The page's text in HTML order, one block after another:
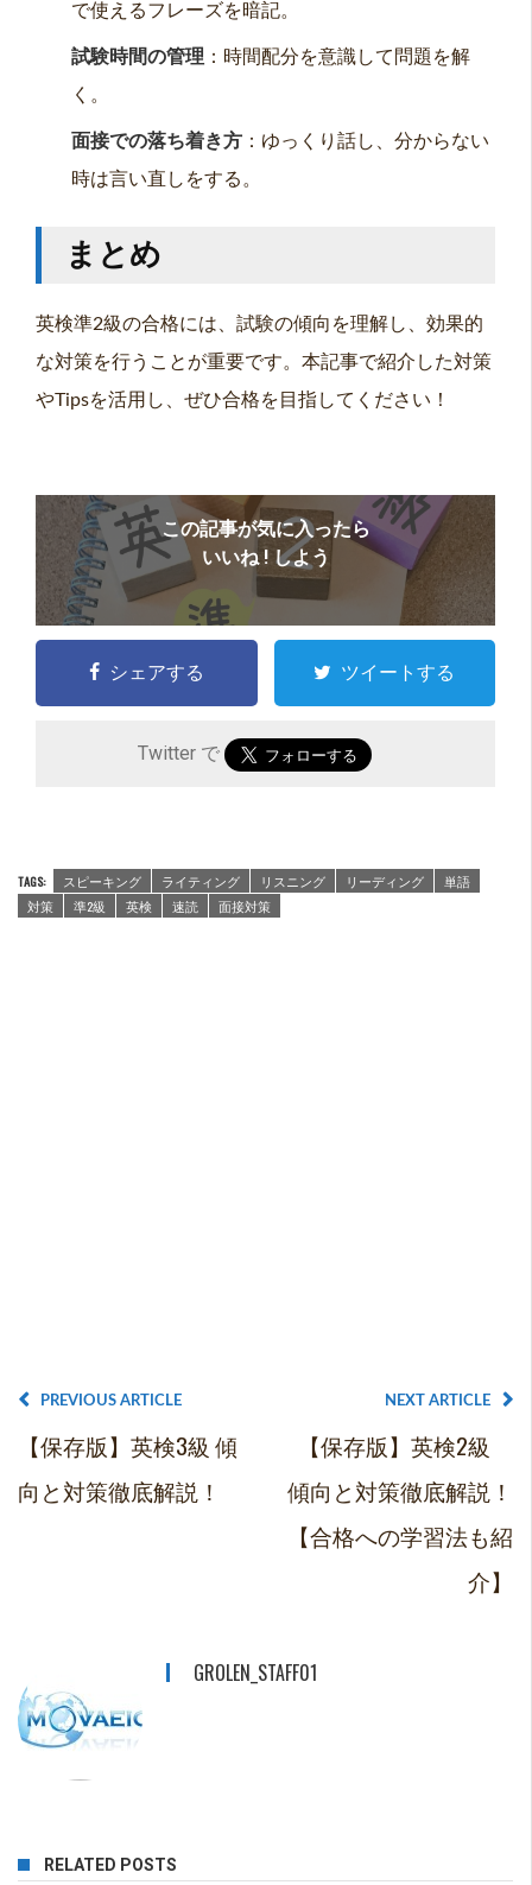
で使えるフレーズを暗記。
試験時間の管理 ：時間配分を意識して問題を解
く。
面接での落ち着き方 ：ゆっくり話し、分からない
時は言い直しをする。
まとめ
英検準2級の合格には、試験の傾向を理解し、効果的
な対策を行うことが重要です。本記事で紹介した対策
やTipsを活用し、ぜひ合格を目指してください！
この記事が気に入ったら
いいね ! しよう
シェアする ツイートする
Twitter で
TAGS: スピーキング ライティング リスニング リーディング
単語
対策
準2級 英検 速読 面接対策
PREVIOUS ARTICLE
【保存版】英検3級 傾
向と対策徹底解説！
NEXT ARTICLE
【保存版】英検2級
傾向と対策徹底解説！
【合格への学習法も紹
介】
GROLEN_STAFF01
RELATED POSTS